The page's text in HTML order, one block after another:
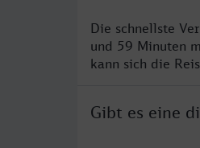
Die schnellste
und 59 Minuten
kann sich die
Gibt es eine